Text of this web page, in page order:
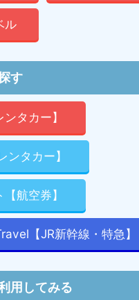
ル
す
タカー】
タカー】
航空券】
【JR新幹線・特急】
用してみる